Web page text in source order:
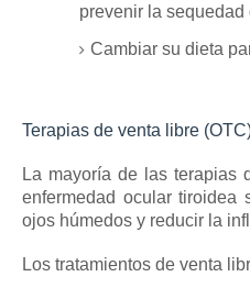
prevenir la sequedad
Cambiar su dieta
Terapias de venta libre
La mayoría de las terapias
enfermedad ocular tiroidea
ojos húmedos y reducir la
Los tratamientos de venta